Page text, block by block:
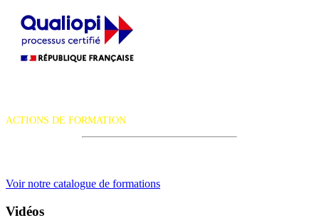
ACTIONS DE FORMATION
Voir notre catalogue de formations
Vidéos